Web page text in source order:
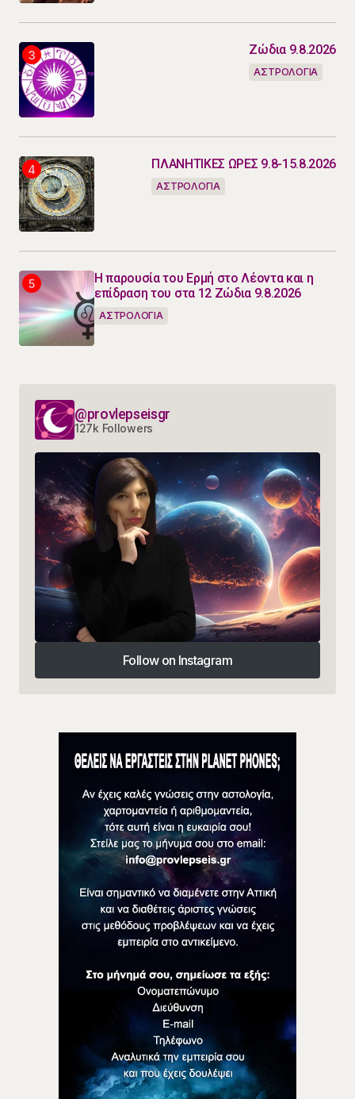
Ζώδια 9.8.2026
ΑΣΤΡΟΛΟΓΙΑ
ΠΛΑΝΗΤΙΚΕΣ ΩΡΕΣ 9.8-15.8.2026
ΑΣΤΡΟΛΟΓΙΑ
Η παρουσία του Ερμή στο Λέοντα και η
επίδραση του στα 12 Ζώδια 9.8.2026
ΑΣΤΡΟΛΟΓΙΑ
@provlepseisgr
127k Followers
Follow on Instagram
Follow on Instagram